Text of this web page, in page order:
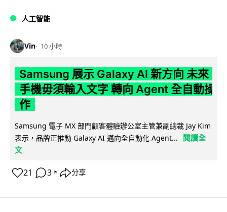
人工智能
Vin 10 小時
Samsung 展示 Galaxy AI 新方向 未來
手機毋須輸入文字 轉向 Agent 全自動操
作
Samsung 電子 MX 部門顧客體驗辦公室主管兼副總裁 Jay Kim
表示，品牌正推動 Galaxy AI 邁向全自動化 Agent...
閱讀全
文
21 3 ↗ 分享